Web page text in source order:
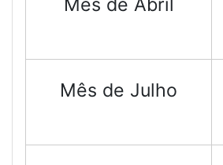
Mês de Abril
Mês de Julho